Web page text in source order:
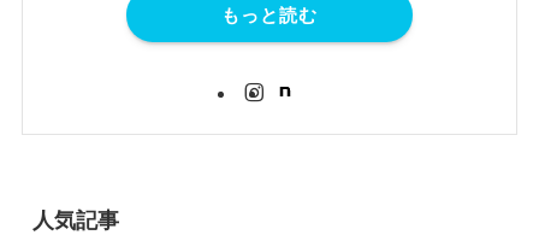
もっと読む
人気記事